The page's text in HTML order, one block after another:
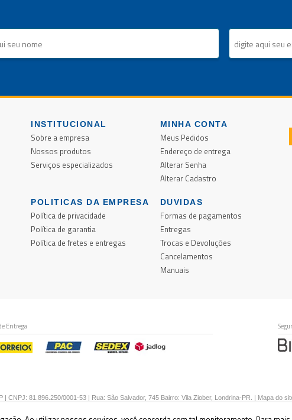
INSTITUCIONAL
Sobre a empresa
Nossos produtos
Serviços especializados
MINHA CONTA
Meus Pedidos
Endereço de entrega
Alterar Senha
Alterar Cadastro
POLITICAS DA EMPRESA
Política de privacidade
Política de garantia
Política de fretes e entregas
DUVIDAS
Formas de pagamentos
Entregas
Trocas e Devoluções
Cancelamentos
Manuais
Entrega
| CNPJ: 81.896.250/0001-53 | Rua: São Salvador, 745 Bairro: Vila Ziober, Londrina-PR. | Mapa do